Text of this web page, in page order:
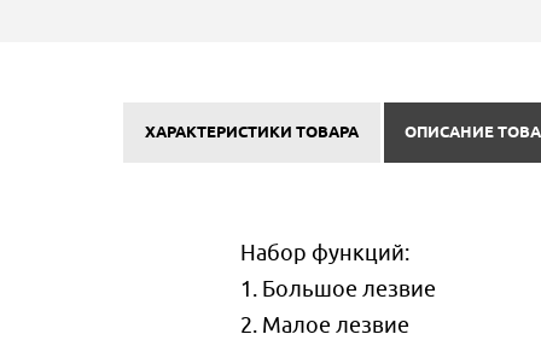
ХАРАКТЕРИСТИКИ ТОВАРА ОПИСАНИЕ
Набор функций:
1. Большое лезвие
2. Малое лезвие